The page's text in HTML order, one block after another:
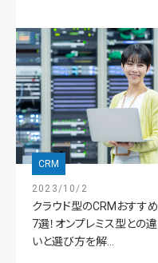
CRM
2023/10/2
クラウド型のCRMおすすめ
7選！オンプレミス型との違
いと選び方を解...